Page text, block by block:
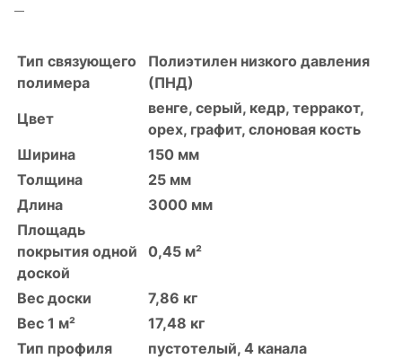
Тип связующего
полимера
Полиэтилен низкого давления
(ПНД)
Цвет
венге, серый, кедр, терракот,
орех, графит, слоновая кость
Ширина
150 мм
Толщина
25 мм
Длина
3000 мм
Площадь
покрытия одной
доской
0,45 м²
Вес доски
7,86 кг
Вес 1 м²
17,48 кг
Тип профиля
пустотелый, 4 канала